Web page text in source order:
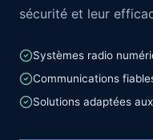
sécurité et leur
Systèmes radio
Communications
Solutions adaptées